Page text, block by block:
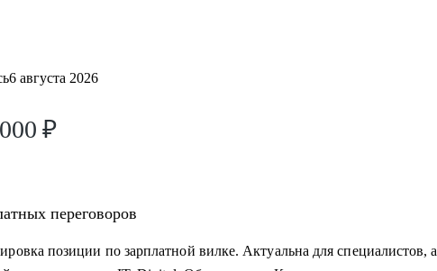
6 августа 2026
₽
переговоров
позиции по зарплатной вилке. Актуальна для специалистов, а